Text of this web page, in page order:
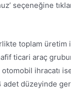
seçeneğine
toplam üretim
ticari araç
otomobil ihracatı
adet düzeyinde